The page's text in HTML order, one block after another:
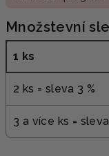
Množstevní
1 ks
2 ks = sleva 3 %
3 a více ks =